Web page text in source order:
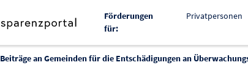
Förderungen
für:
Privatpersonen
Beiträge an Gemeinden für die Entschädigungen an